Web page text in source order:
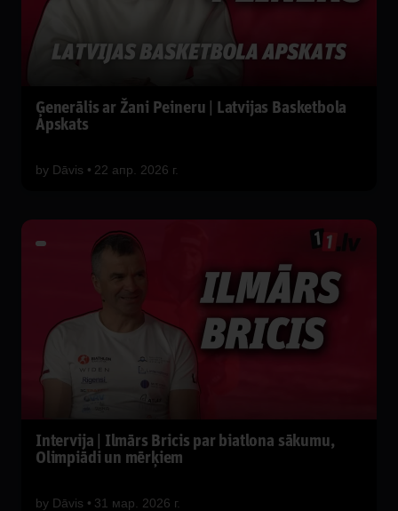
Ģenerālis ar Žani Peineru | Latvijas Basketbola
Apskats
by Dāvis 22 апр. 2026 г.
Intervija | Ilmārs Bricis par biatlona sākumu,
Olimpiādi un mērķiem
by Dāvis 31 мар. 2026 г.